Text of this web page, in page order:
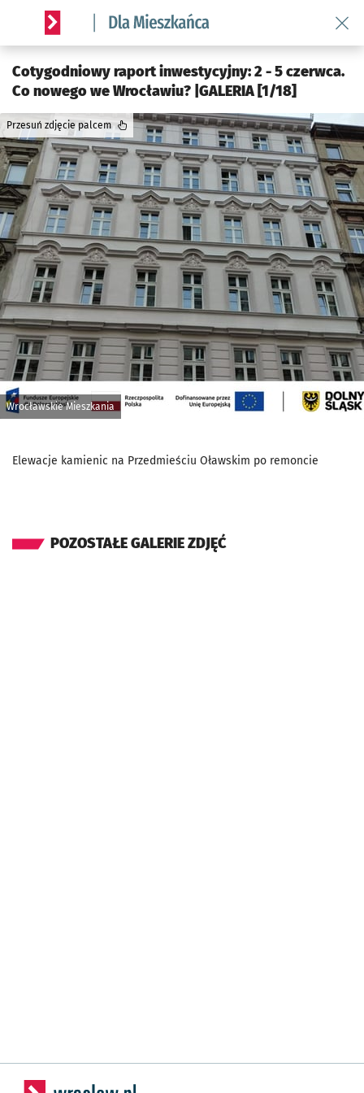
Serwis informacyjny wroclaw.pl podserwis: Dla mieszkańca
Cotygodniowy raport inwestycyjny: 2 - 5 czerwca.
Co nowego we Wrocławiu? |GALERIA [1/18]
Wrocławskie Mieszkania
Przesuń zdjęcie palcem
Elewacje kamienic na Przedmieściu Oławskim po remoncie
POZOSTAŁE GALERIE ZDJĘĆ